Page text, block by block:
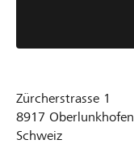
Zürcherstrasse 1
8917 Oberlunkhofen
Schweiz